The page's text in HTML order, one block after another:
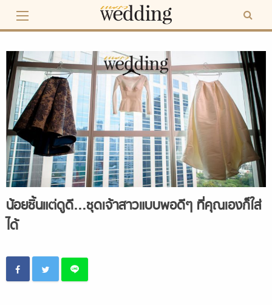
content
น้อยชิ้นแต่ดูดี…ชุดเจ้าสาวแบบพอดีๆ ที่คุณเองก็ใส่
ได้